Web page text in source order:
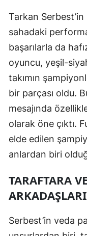
Tarkan
sahadaki
başarılarla da
oyuncu, yeşil-
takımın
bir parçası oldu.
mesajında
olarak öne çıktı.
elde edilen
anlardan biri
TARAFTARA
Serbest’in veda